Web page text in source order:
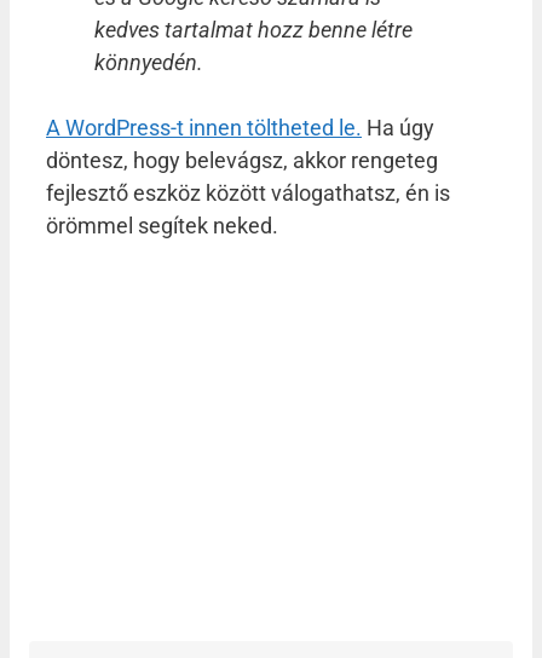
kedves tartalmat hozz benne létre
könnyedén.
A WordPress-t innen töltheted le. Ha úgy
döntesz, hogy belevágsz, akkor rengeteg
fejlesztő eszköz között válogathatsz, én is
örömmel segítek neked.